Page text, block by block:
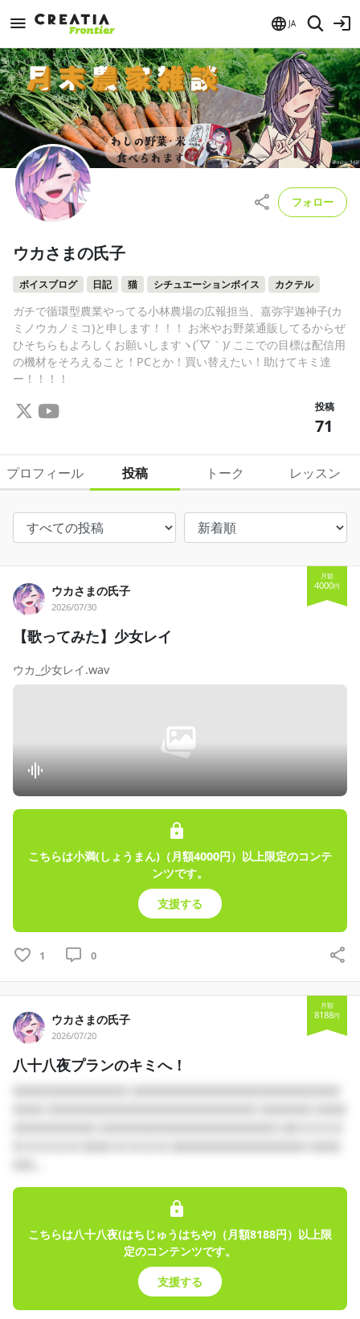
JA
ウカさまの氏子
ボイスブログ 日記 猫 シチュエーションボイス カクテル
ガチで循環型農業やってる小林農場の広報担当、嘉弥宇迦神子(カ
ミノウカノミコ)と申します！！！ お米やお野菜通販してるからぜ
ひそちらもよろしくお願いしますヽ(´▽｀)/ ここでの目標は配信用
の機材をそろえること！PCとか！買い替えたい！助けてキミ達
ー！！！！
投稿
71
フォロー
プロフィール 投稿 トーク レッスン
ウカさまの氏子
2026/07/30
月額
4000円
【歌ってみた】少女レイ
ウカ_少女レイ.wav
こちらは小満(しょうまん)（月額4000円）以上限定のコンテ
ンツです。
支援する
1 0
ウカさまの氏子
2026/07/20
月額
8188円
八十八夜プランのキミへ！
こちらは八十八夜(はちじゅうはちや)（月額8188円）以上限
定のコンテンツです。
支援する